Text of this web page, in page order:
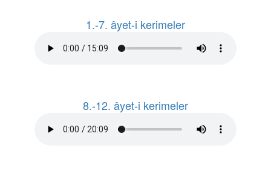
1.-7. âyet-i kerimeler
8.-12. âyet-i kerimeler